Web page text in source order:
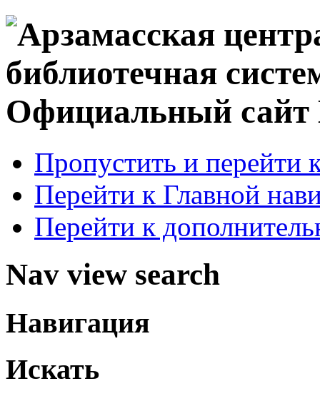
Официальный
Пропустить и перейти
Перейти к Главной
Перейти к
Nav view search
Навигация
Искать